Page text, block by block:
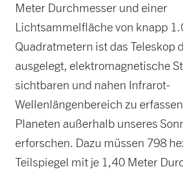
Meter Durchmesser und einer
Lichtsammelfläche von knapp
Quadratmetern ist das Teleskop
ausgelegt, elektromagnetische
sichtbaren und nahen Infrarot-
Wellenlängenbereich zu
Planeten außerhalb unseres
erforschen. Dazu müssen 798
Teilspiegel mit je 1,40 Meter